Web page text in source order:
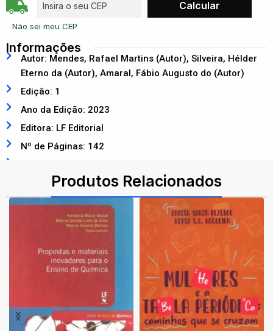
Não sei meu CEP
Informações
Autor: Mendes, Rafael Martins (Autor), Silveira, Hélder
Eterno da (Autor), Amaral, Fábio Augusto do (Autor)
Edição: 1
Ano da Edição: 2023
Editora: LF Editorial
Nº de Páginas: 142
Produtos Relacionados